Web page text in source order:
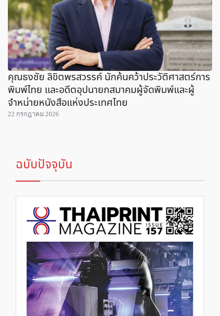
คุณธงชัย ลิขิตพรสวรรค์ นักค้นคว้าประวัติศาสตร์การ
พิมพ์ไทย และอดีตอุปนายกสมาคมผู้จัดพิมพ์และผู้
จำหน่ายหนังสือแห่งประเทศไทย
22 กรกฎาคม 2026
ฉบับปัจจุบัน